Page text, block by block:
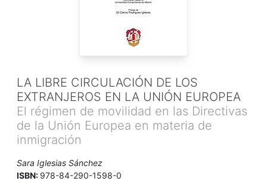
LA LIBRE CIRCULACIÓN DE LOS
EXTRANJEROS EN LA UNIÓN EUROPEA
El régimen de movilidad en las Directivas
de la Unión Europea en materia de
inmigración
Sara Iglesias Sánchez
ISBN: 978-84-290-1598-0